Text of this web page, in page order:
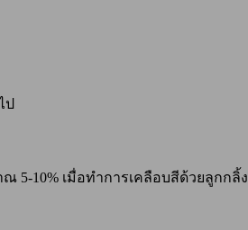
ป
ณ 5-10% เมื่อทำการเคลือบสีด้วยลูกกลิ้ง